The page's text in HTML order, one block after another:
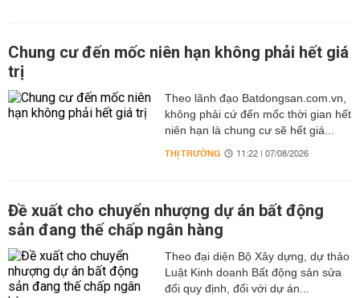
Chung cư đến mốc niên hạn không phải hết giá
trị
Theo lãnh đạo Batdongsan.com.vn,
không phải cứ đến mốc thời gian hết
niên hạn là chung cư sẽ hết giá...
THỊ TRƯỜNG 11:22 | 07/08/2026
Đề xuất cho chuyển nhượng dự án bất động
sản đang thế chấp ngân hàng
Theo đại diện Bộ Xây dựng, dự thảo
Luật Kinh doanh Bất động sản sửa
đổi quy định, đối với dự án...